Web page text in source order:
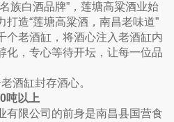
族白酒品牌”，莲塘高粱酒业始
造“莲塘高粱酒，南昌老味道”
个老酒缸，将酒心注入老酒缸内
化，专心等待开坛，让每一位品
酒缸封存酒心。
吨以上
有限公司的前身是南昌县国营食